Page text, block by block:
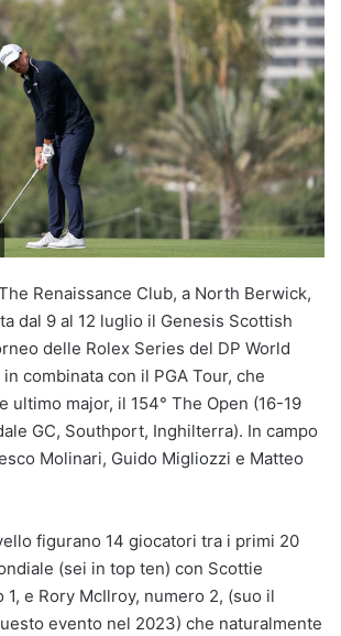
Renaissance Club, a North Berwick,
dal 9 al 12 luglio il Genesis Scottish
delle Rolex Series del DP World
combinata con il PGA Tour, che
ultimo major, il 154° The Open (16-19
GC, Southport, Inghilterra). In campo
Molinari, Guido Migliozzi e Matteo
figurano 14 giocatori tra i primi 20
(sei in top ten) con Scottie
e Rory McIlroy, numero 2, (suo il
evento nel 2023) che naturalmente